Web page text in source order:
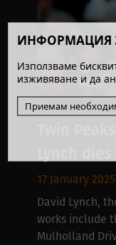
ИНФОРМАЦИЯ
Използваме
изживяване и да
Приемам
17 January 2025
David Lynch,
works include
Mulholland